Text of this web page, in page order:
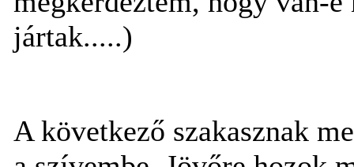
jártak.....)
A következő szakasznak